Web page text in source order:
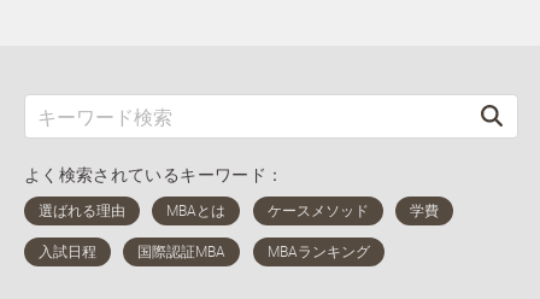
よく検索されているキーワード：